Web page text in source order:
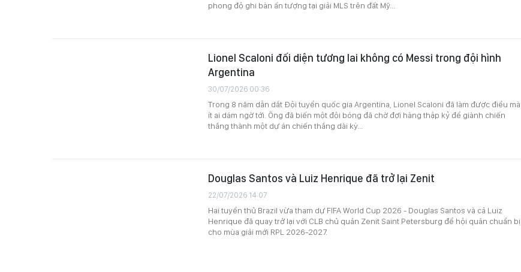
phong độ ghi bàn ấn tượng tại giải MLS trên đất Mỹ...
Lionel Scaloni đối diện tương lai không có Messi trong đội hình
Argentina
30/07/2026 00:36
Trong 8 năm dẫn dắt Đội tuyển quốc gia Argentina, Lionel Scaloni đã làm được điều mà
ít ai dám ngờ tới. Ông đã biến một đội bóng đã chờ đợi hàng thập kỷ để giành chiến
thắng thành một dự án chiến thắng dài kỳ...
Douglas Santos và Luiz Henrique đã trở lại Zenit
22/07/2026 14:07
Hai tuyển thủ Brazil vừa tham dự FIFA World Cup 2026 - Douglas Santos và cả Luiz
Henrique đã quay trở lại với CLB chủ quản Zenit Saint Petersburg để hội quân chuẩn bị
cho mùa giải mới RPL 2026-2027.